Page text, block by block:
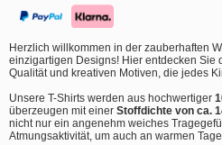
Herzlich willkommen in der zauberhaften
einzigartigen Designs! Hier entdecken Sie
Qualität und kreativen Motiven, die jedes
Unsere T-Shirts werden aus hochwertiger
überzeugen mit einer Stoffdichte von ca.
nicht nur ein angenehm weiches
Atmungsaktivität, um auch an warmen